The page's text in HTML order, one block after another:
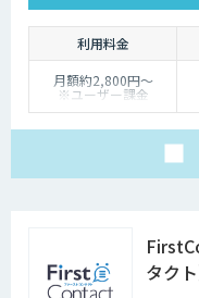
利用料金
月額約2,800円〜
※ユーザー課金
タクト